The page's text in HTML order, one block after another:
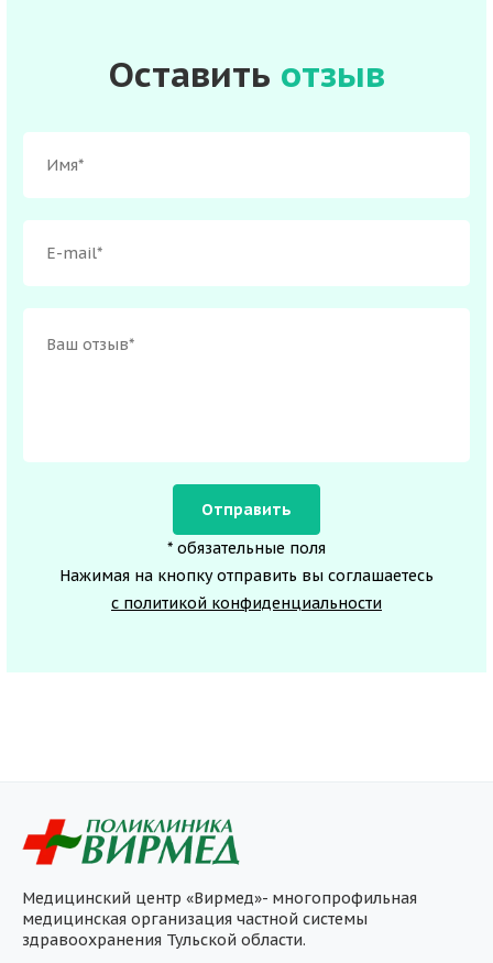
Оставить отзыв
* обязательные поля
Нажимая на кнопку отправить вы соглашаетесь
с политикой конфиденциальности
Медицинский центр «Вирмед»- многопрофильная
медицинская организация частной системы
здравоохранения Тульской области.